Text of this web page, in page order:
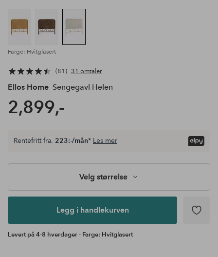
Farge: Hvitglasert
81 31 omtaler
Ellos Home Sengegavl Helen
2,899,-
størrelse
Legg i
Rentefritt fra. 223:-/mån* Les mer
Velg størrelse
Legg i handlekurven
Levert på 4-8 hverdager - Farge: Hvitglasert